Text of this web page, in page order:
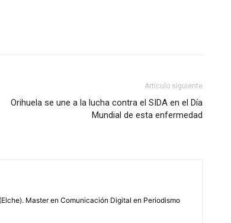
Artículo siguiente
Orihuela se une a la lucha contra el SIDA en el Día
Mundial de esta enfermedad
Master en Comunicación Digital en Periodismo